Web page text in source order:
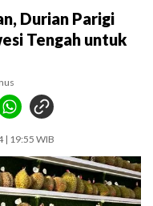
Durian Parigi
Tengah untuk
| 19:55 WIB